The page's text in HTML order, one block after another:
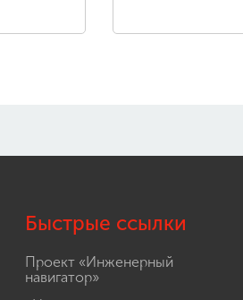
Быстрые ссылки
Проект «Инженерный
навигатор»